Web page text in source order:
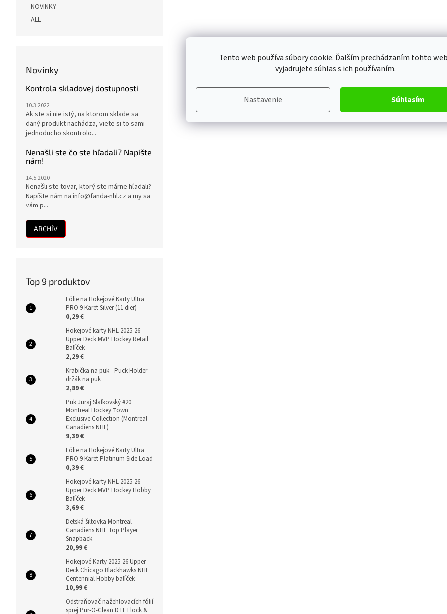
Tento web používa súbory cookie. Ďalším prechádzaním tohto
vyjadrujete súhlas s ich používaním.
Nastavenie Súhlasím
NOVINKY
ALL
Novinky
Kontrola skladovej dostupnosti
10.3.2022
Ak ste si nie istý, na ktorom sklade sa
daný produkt nachádza, viete si to sami
jednoducho skontrolo...
Nenašli ste čo ste hľadali? Napíšte
nám!
14.5.2020
Nenašli ste tovar, ktorý ste márne hľadali?
Napíšte nám na info@fanda-nhl.cz a my sa
vám p...
ARCHÍV
Top 9 produktov
Fólie na Hokejové Karty Ultra
PRO 9 Karet Silver (11 dier)
0,29 €
Hokejové karty NHL 2025-26
Upper Deck MVP Hockey Retail
Balíček
2,29 €
Krabička na puk - Puck Holder -
držák na puk
2,89 €
Puk Juraj Slafkovský #20
Montreal Hockey Town
Exclusive Collection (Montreal
Canadiens NHL)
9,39 €
Fólie na Hokejové Karty Ultra
PRO 9 Karet Platinum Side Load
0,39 €
Hokejové karty NHL 2025-26
Upper Deck MVP Hockey Hobby
Balíček
3,69 €
Detská šiltovka Montreal
Canadiens NHL Top Player
Snapback
20,99 €
Hokejové Karty 2025-26 Upper
Deck Chicago Blackhawks NHL
Centennial Hobby balíček
10,99 €
Odstraňovač nažehlovacích fólií
sprej Pur-O-Clean DTF Flock &